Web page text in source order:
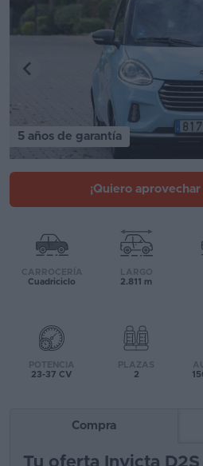
Stock
Segunda
Ofertas
Asistente
Comparador
5 años de garantía
¡Quiero
CARROCERÍA
Cuadriciclo
LARGO
2.811 m
POTENCIA
23-37 CV
PLAZAS
2
Compra